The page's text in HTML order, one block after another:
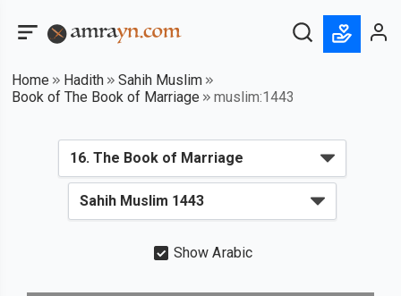
Home Hadith
Sahih Muslim
Book of The Book of Marriage
muslim:1443
Show Arabic